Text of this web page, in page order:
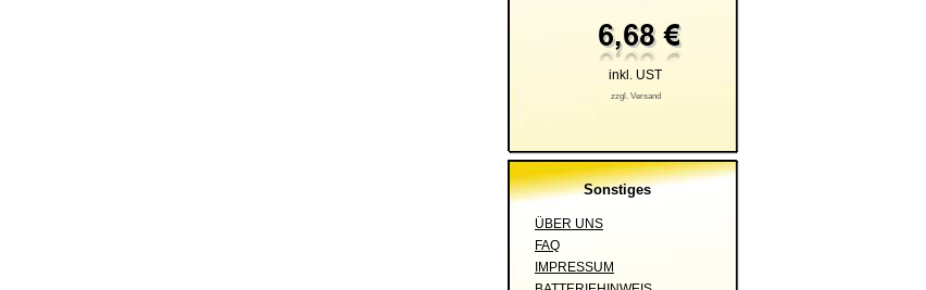
inkl. UST
zzgl. Versand
Sonstiges
ÜBER UNS
FAQ
IMPRESSUM